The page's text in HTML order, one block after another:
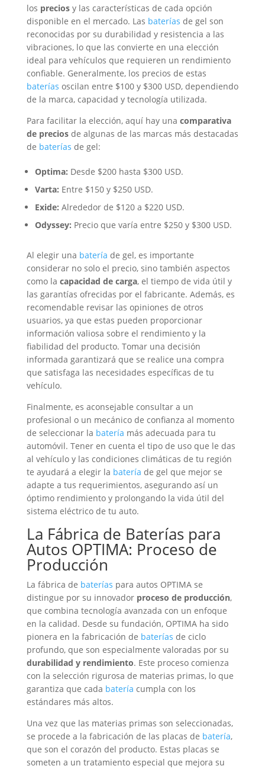
los preciosy las características de cada opción
disponible en el mercado. Las baterías de gel son
reconocidas por su durabilidad y resistencia a las
vibraciones, lo que las convierte en una elección
ideal para vehículos que requieren un rendimiento
confiable. Generalmente, los precios de estas
baterías oscilan entre $100 y $300 USD, dependiendo
de la marca, capacidad y tecnología utilizada.
Para facilitar la elección, aquí hay una comparativa
de preciosde algunas de las marcas más destacadas
de baterías de gel:
Optima: Desde $200 hasta $300 USD.
Varta: Entre $150 y $250 USD.
Exide: Alrededor de $120 a $220 USD.
Odyssey: Precio que varía entre $250 y $300 USD.
Al elegir una batería de gel, es importante
considerar no solo el precio, sino también aspectos
como la capacidad de carga, el tiempo de vida útil y
las garantías ofrecidas por el fabricante. Además, es
recomendable revisar las opiniones de otros
usuarios, ya que estas pueden proporcionar
información valiosa sobre el rendimiento y la
fiabilidad del producto. Tomar una decisión
informada garantizará que se realice una compra
que satisfaga las necesidades específicas de tu
vehículo.
Finalmente, es aconsejable consultar a un
profesional o un mecánico de confianza al momento
de seleccionar la batería más adecuada para tu
automóvil. Tener en cuenta el tipo de uso que le das
al vehículo y las condiciones climáticas de tu región
te ayudará a elegir la batería de gel que mejor se
adapte a tus requerimientos, asegurando así un
óptimo rendimiento y prolongando la vida útil del
sistema eléctrico de tu auto.
La Fábrica de Bateríaspara
Autos OPTIMA: Proceso de
Producción
La fábrica de baterías para autos OPTIMA se
distingue por su innovador proceso de producción,
que combina tecnología avanzada con un enfoque
en la calidad. Desde su fundación, OPTIMA ha sido
pionera en la fabricación de baterías de ciclo
profundo, que son especialmente valoradas por su
durabilidad y rendimiento. Este proceso comienza
con la selección rigurosa de materias primas, lo que
garantiza que cada batería cumpla con los
estándares más altos.
Una vez que las materias primas son seleccionadas,
se procede a la fabricación de las placas de batería,
que son el corazón del producto. Estas placas se
someten a un tratamiento especial que mejora su